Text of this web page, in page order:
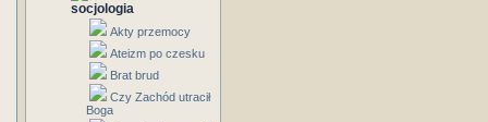
socjologia
Akty przemocy
Ateizm po czesku
Brat brud
Czy Zachód utracił
Boga